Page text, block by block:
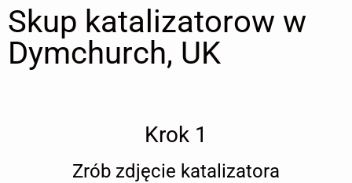
Skup katalizatorow w
Dymchurch, UK
Krok 1
Zrób zdjęcie katalizatora